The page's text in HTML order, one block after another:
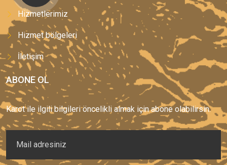
Hizmetlerimiz
Hizmet bölgeleri
İletişim
ABONE OL
Karot ile ilgili bilgileri öncelikli almak için abone olabilirsin.